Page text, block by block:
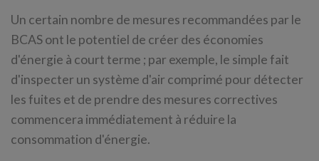
Un certain nombre de mesures recommandées par le
BCAS ont le potentiel de créer des économies
d'énergie à court terme ; par exemple, le simple fait
d'inspecter un système d'air comprimé pour détecter
les fuites et de prendre des mesures correctives
commencera immédiatement à réduire la
consommation d'énergie.